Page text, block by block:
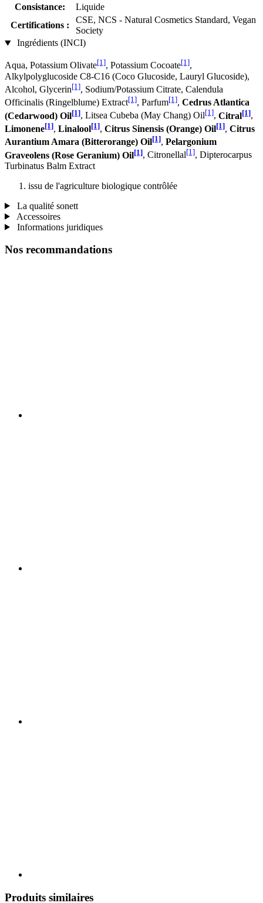
Consistance:
Liquide
Certifications :
CSE, NCS - Natural Cosmetics Standard, Vegan
Society
Ingrédients (INCI)
Aqua, Potassium Olivate[1], Potassium Cocoate[1],
Alkylpolyglucoside C8-C16 (Coco Glucoside, Lauryl Glucoside),
Alcohol, Glycerin[1], Sodium/Potassium Citrate, Calendula
Officinalis (Ringelblume) Extract[1], Parfum[1], Cedrus Atlantica
(Cedarwood) Oil[1], Litsea Cubeba (May Chang) Oil[1], Citral[1],
Limonene[1], Linalool[1], Citrus Sinensis (Orange) Oil[1], Citrus
Aurantium Amara (Bitterorange) Oil[1], Pelargonium
Graveolens (Rose Geranium) Oil[1], Citronellal[1], Dipterocarpus
Turbinatus Balm Extract
issu de l'agriculture biologique contrôlée
La qualité sonett
Accessoires
Informations juridiques
Nos recommandations
Produits similaires